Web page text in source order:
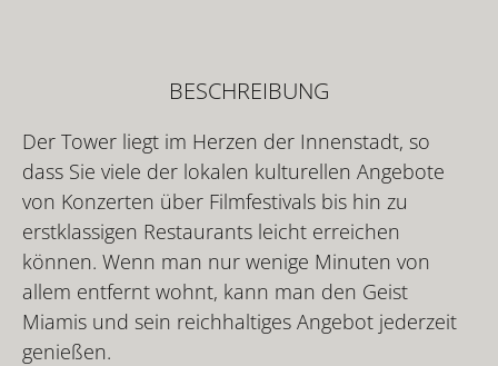
BESCHREIBUNG
Der Tower liegt im Herzen der Innenstadt, so
dass Sie viele der lokalen kulturellen Angebote
von Konzerten über Filmfestivals bis hin zu
erstklassigen Restaurants leicht erreichen
können. Wenn man nur wenige Minuten von
allem entfernt wohnt, kann man den Geist
Miamis und sein reichhaltiges Angebot jederzeit
genießen.